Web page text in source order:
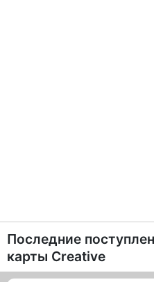
Последние
карты Creative